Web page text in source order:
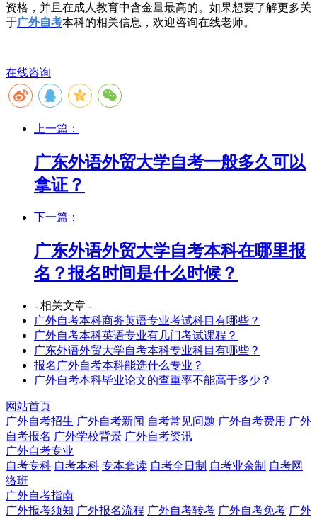
资格，并且在成人教育中含金量最高的。 如果想要了解更多关
于广外自考本科的相关信息，欢迎咨询在线老师。
在线咨询
上一篇：
广东外语外贸大学自考一般多久可以
拿证？
下一篇：
广东外语外贸大学自考本科在哪里报
名？报名时间是什么时候？
- 相关文章 -
广外自考本科商务英语专业考试科目有哪些？
广外自考本科英语专业有几门考试课程？
广东外语外贸大学自考本科专业科目有哪些？
报名广外自考本科能选什么专业？
广外自考本科毕业论文的查重率不能高于多少？
网站首页
广外自考招生 广外自考新闻 自考常见问题 广外自考费用 广外
自考报名 广外学校背景 广外自考资讯
广外自考专业
自考专科 自考本科 专本套读 自考全日制 自考业余制 自考网
络班
广外自考指南
广外报考须知 广外报名流程 广外自考转考 广外自考免考 广外